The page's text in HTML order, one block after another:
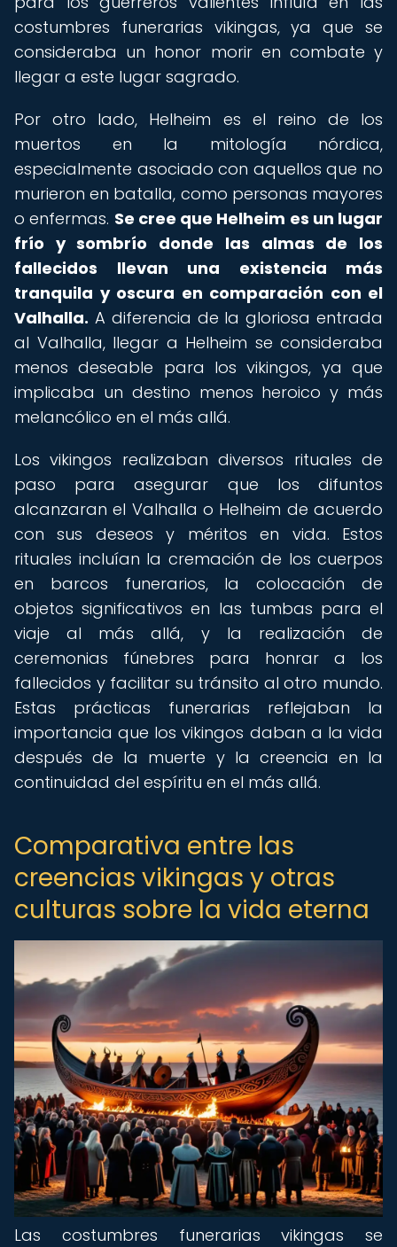
costumbres funerarias vikingas, ya que se
consideraba un honor morir en combate y
llegar a este lugar sagrado.
Por otro lado, Helheim es el reino de los
muertos en la mitología nórdica,
especialmente asociado con aquellos que no
murieron en batalla, como personas mayores
o enfermas. Se cree que Helheim es un lugar
frío y sombrío donde las almas de los
fallecidos llevan una existencia más
tranquila y oscura en comparación con el
Valhalla. A diferencia de la gloriosa entrada
al Valhalla, llegar a Helheim se consideraba
menos deseable para los vikingos, ya que
implicaba un destino menos heroico y más
melancólico en el más allá.
Los vikingos realizaban diversos rituales de
paso para asegurar que los difuntos
alcanzaran el Valhalla o Helheim de acuerdo
con sus deseos y méritos en vida. Estos
rituales incluían la cremación de los cuerpos
en barcos funerarios, la colocación de
objetos significativos en las tumbas para el
viaje al más allá, y la realización de
ceremonias fúnebres para honrar a los
fallecidos y facilitar su tránsito al otro mundo.
Estas prácticas funerarias reflejaban la
importancia que los vikingos daban a la vida
después de la muerte y la creencia en la
continuidad del espíritu en el más allá.
Comparativa entre las
creencias vikingas y otras
culturas sobre la vida eterna
Las costumbres funerarias vikingas se